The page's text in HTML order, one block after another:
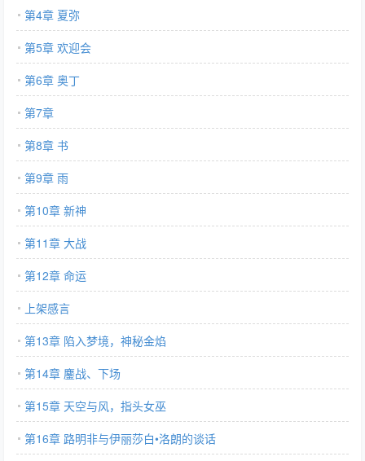
第4章 夏弥
第5章 欢迎会
第6章 奥丁
第7章
第8章 书
第9章 雨
第10章 新神
第11章 大战
第12章 命运
上架感言
第13章 陷入梦境，神秘金焰
第14章 鏖战、下场
第15章 天空与风，指头女巫
第16章 路明非与伊丽莎白•洛朗的谈话